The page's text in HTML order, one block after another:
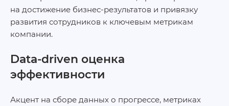
на достижение бизнес-результатов и привязку
развития сотрудников к ключевым метрикам
компании.
Data-driven оценка
эффективности
Акцент на сборе данных о прогрессе, метриках